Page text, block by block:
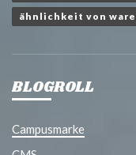
ähnlichkeit von
BLOGROLL
Campusmarke